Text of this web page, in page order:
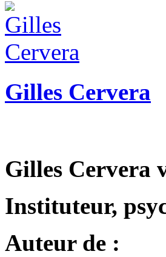
Gilles Cervera
Gilles Cervera
Instituteur,
Auteur de :